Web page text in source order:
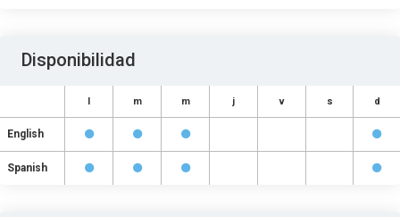
Disponibilidad
l m m j v s d
English
Spanish